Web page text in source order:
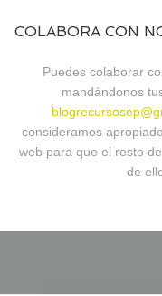
COLABORA CON
Puedes colaborar
mandándonos
consideramos
web para que el resto
de